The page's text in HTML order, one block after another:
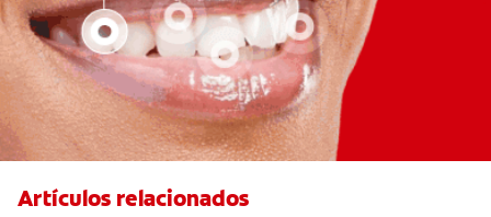
Artículos relacionados